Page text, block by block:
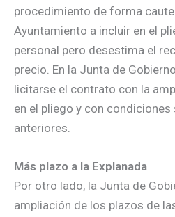
procedimiento de forma
Ayuntamiento a incluir en el
personal pero desestima el
precio. En la Junta de
licitarse el contrato con la
en el pliego y con condiciones
anteriores.
Más plazo a la Explanada
Por otro lado, la Junta de
ampliación de los plazos de